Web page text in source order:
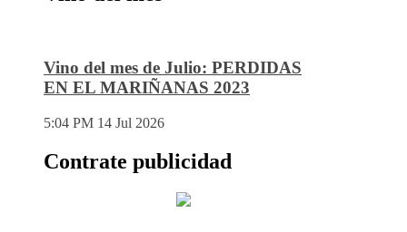
Vino del mes de Julio: PERDIDAS
EN EL MARIÑANAS 2023
5:04 PM 14 Jul 2026
Contrate publicidad